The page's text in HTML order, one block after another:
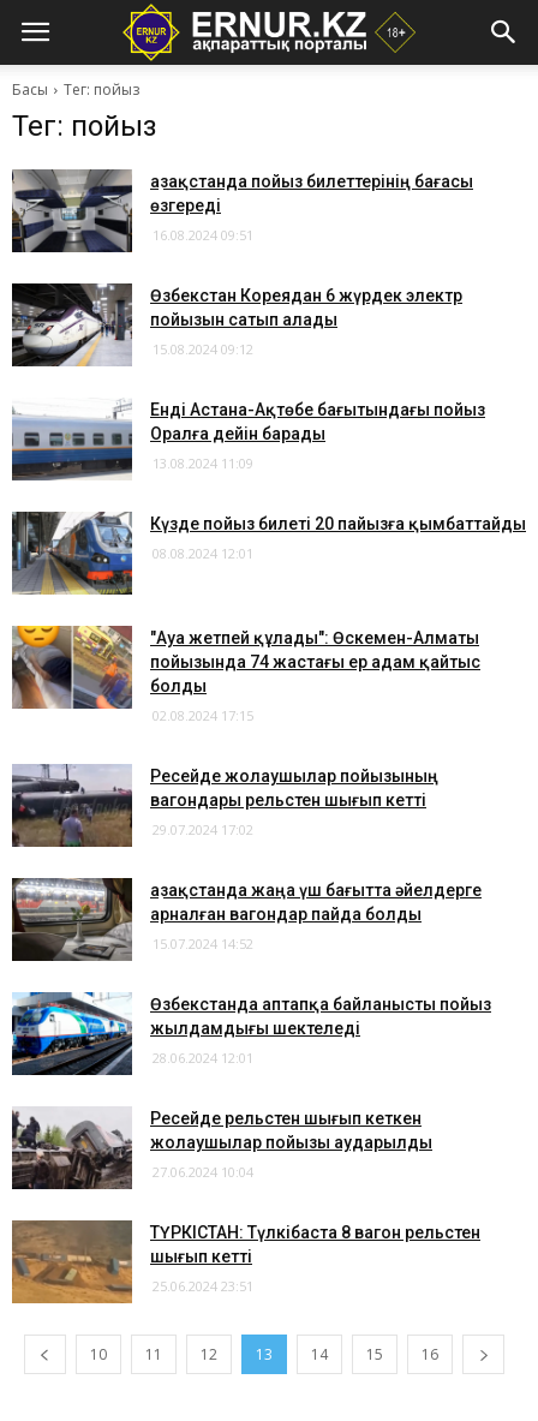
Басы Тег: пойыз
Тег: пойыз
Қазақстанда пойыз билеттерінің бағасы
өзгереді
16.08.2024 09:51
Өзбекстан Кореядан 6 жүрдек электр
пойызын сатып алады
15.08.2024 09:12
Енді Астана-Ақтөбе бағытындағы пойыз
Оралға дейін барады
13.08.2024 11:09
Күзде пойыз билеті 20 пайызға қымбаттайды
08.08.2024 12:01
"Ауа жетпей құлады": Өскемен-Алматы
пойызында 74 жастағы ер адам қайтыс
болды
02.08.2024 17:15
Ресейде жолаушылар пойызының
вагондары рельстен шығып кетті
29.07.2024 17:02
Қазақстанда жаңа үш бағытта әйелдерге
арналған вагондар пайда болды
15.07.2024 14:52
Өзбекстанда аптапқа байланысты пойыз
жылдамдығы шектеледі
28.06.2024 12:01
Ресейде рельстен шығып кеткен
жолаушылар пойызы аударылды
27.06.2024 10:04
ТҮРКІСТАН: Түлкібаста 8 вагон рельстен
шығып кетті
25.06.2024 23:51
10 11 12 13 14 15 16